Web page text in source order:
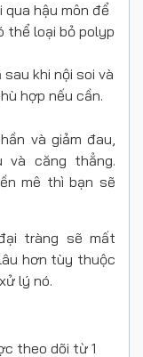
hậu môn để
thể loại bỏ polyp
khi nội soi và
hợp nếu cần.
và giảm đau,
và căng thẳng.
mê thì bạn sẽ
tràng sẽ mất
hơn tùy thuộc
lý nó.
theo dõi từ 1